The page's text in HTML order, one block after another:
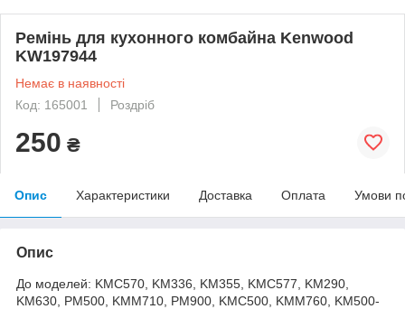
Ремінь для кухонного комбайна Kenwood
KW197944
Немає в наявності
Код: 165001
Роздріб
250 ₴
Опис Характеристики Доставка Оплата Умови
Опис
До моделей: KMC570, KM336, KM355, KMC577, KM290,
KM630, PM500, KMM710, PM900, KMC500, KMM760, KM500-